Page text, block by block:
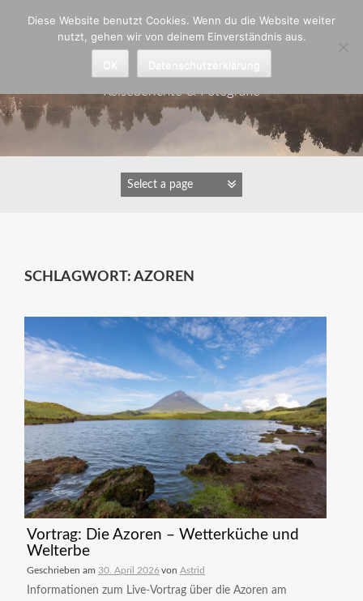
Astrid Padberg
Reiseberichte & Fotografie
SCHLAGWORT: AZOREN
Vortrag: Die Azoren – Wetterküche und
Welterbe
Geschrieben am 30. April 2026von Astrid
Informationen zum Live-Vortrag über die Azoren am
Diese Website benutzt Cookies. Wenn du die Website weiter
nutzt, gehen wir von deinem Einverständnis aus.